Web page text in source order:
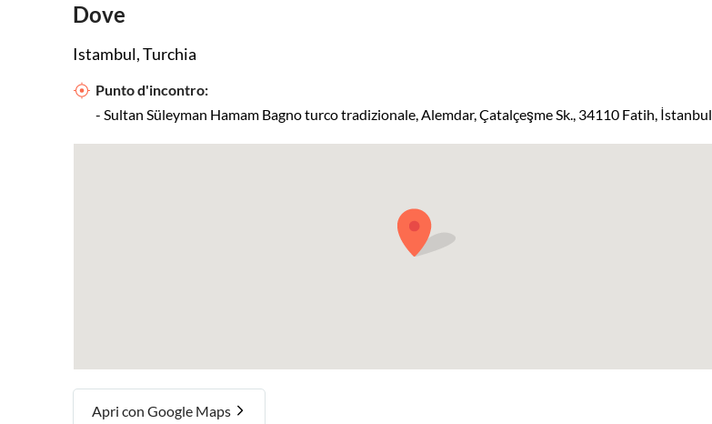
Dove
Istambul, Turchia
Punto d'incontro:
- Sultan Süleyman Hamam Bagno turco tradizionale, Alemdar, Çatalçeşme Sk., 34110 Fatih, İstanbul
Apri con Google Maps